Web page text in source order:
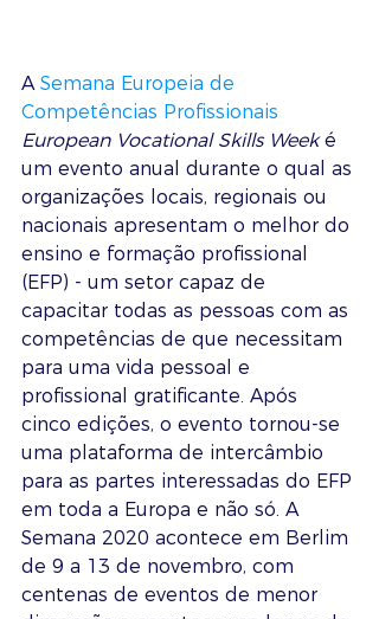
A Semana Europeia de
Competências Profissionais
European Vocational Skills Week é
um evento anual durante o qual as
organizações locais, regionais ou
nacionais apresentam o melhor do
ensino e formação profissional
(EFP) - um setor capaz de
capacitar todas as pessoas com as
competências de que necessitam
para uma vida pessoal e
profissional gratificante. Após
cinco edições, o evento tornou-se
uma plataforma de intercâmbio
para as partes interessadas do EFP
em toda a Europa e não só. A
Semana 2020 acontece em Berlim
de 9 a 13 de novembro, com
centenas de eventos de menor